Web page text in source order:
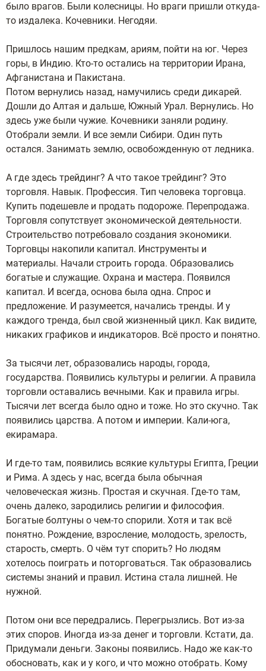
было врагов. Были колесницы. Но враги пришли откуда-
то издалека. Кочевники. Негодяи.
Пришлось нашим предкам, ариям, пойти на юг. Через
горы, в Индию. Кто-то остались на территории Ирана,
Афганистана и Пакистана.
Потом вернулись назад, намучились среди дикарей.
Дошли до Алтая и дальше, Южный Урал. Вернулись. Но
здесь уже были чужие. Кочевники заняли родину.
Отобрали земли. И все земли Сибири. Один путь
остался. Занимать землю, освобожденную от ледника.
А где здесь трейдинг? А что такое трейдинг? Это
торговля. Навык. Профессия. Тип человека торговца.
Купить подешевле и продать подороже. Перепродажа.
Торговля сопутствует экономической деятельности.
Строительство потребовало создания экономики.
Торговцы накопили капитал. Инструменты и
материалы. Начали строить города. Образовались
богатые и служащие. Охрана и мастера. Появился
капитал. И всегда, основа была одна. Спрос и
предложение. И разумеется, начались тренды. И у
каждого тренда, был свой жизненный цикл. Как видите,
никаких графиков и индикаторов. Всё просто и понятно.
За тысячи лет, образовались народы, города,
государства. Появились культуры и религии. А правила
торговли оставались вечными. Как и правила игры.
Тысячи лет всегда было одно и тоже. Но это скучно. Так
появились царства. А потом и империи. Кали-юга,
екирамара.
И где-то там, появились всякие культуры Египта, Греции
и Рима. А здесь у нас, всегда была обычная
человеческая жизнь. Простая и скучная. Где-то там,
очень далеко, зародились религии и философия.
Богатые болтуны о чем-то спорили. Хотя и так всё
понятно. Рождение, взросление, молодость, зрелость,
старость, смерть. О чём тут спорить? Но людям
хотелось поиграть и поторговаться. Так образовались
системы знаний и правил. Истина стала лишней. Не
нужной.
Потом они все передрались. Перегрызлись. Вот из-за
этих споров. Иногда из-за денег и торговли. Кстати, да.
Придумали деньги. Законы появились. Надо же как-то
обосновать, как и у кого, и что можно отобрать. Кому